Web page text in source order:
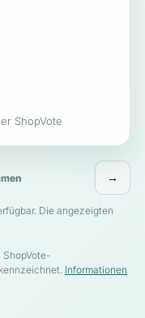
ShopVote
→
Die angezeigten
ShopVote-
Informationen